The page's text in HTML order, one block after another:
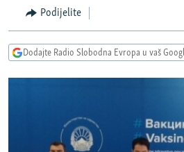
Pređite
na
pretragu
VIZUELNO
RAT U UKRAJINI
RSE PRIČE IZ SVIJETA
ISPRIČAJ MI
Podijelite
Dodajte Radio Slobodna Evropa u vaš